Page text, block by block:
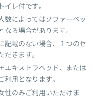
レ付です。
数によってはソファーベッ
なる場合があります。
記載のない場合、１つのセ
だきます。
エキストラベッド、または
用となります。
性のみご利用いただけま